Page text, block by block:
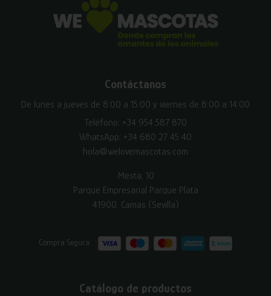
Contáctanos
De lunes a jueves de 8:00 a 15:00 y viernes de 8:00 a 14:00
Teléfono: +34 954 587 870
WhatsApp: +34 680 27 45 40
hola@welovemascotas.com
Mesta, 10
Parque Empresarial Parque Plata
41900, Camas (Sevilla)
Compra Segura:
Catálogo de productos